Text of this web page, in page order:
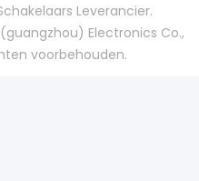
Leverancier.
Electronics Co.,
voorbehouden.